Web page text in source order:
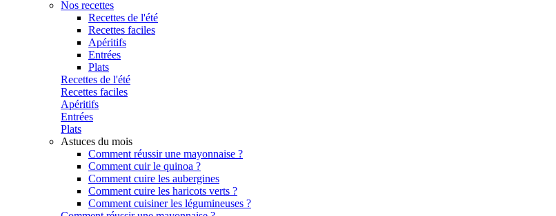
Nos recettes
Recettes de l'été
Recettes faciles
Apéritifs
Entrées
Plats
Recettes de l'été
Recettes faciles
Apéritifs
Entrées
Plats
Astuces du mois
Comment réussir une mayonnaise ?
Comment cuir le quinoa ?
Comment cuire les aubergines
Comment cuire les haricots verts ?
Comment cuisiner les légumineuses ?